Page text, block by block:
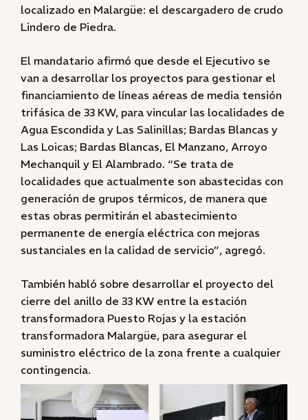
localizado en Malargüe: el descargadero de crudo
Lindero de Piedra.
El mandatario afirmó que desde el Ejecutivo se
van a desarrollar los proyectos para gestionar el
financiamiento de líneas aéreas de media tensión
trifásica de 33 KW, para vincular las localidades de
Agua Escondida y Las Salinillas; Bardas Blancas y
Las Loicas; Bardas Blancas, El Manzano, Arroyo
Mechanquil y El Alambrado. “Se trata de
localidades que actualmente son abastecidas con
generación de grupos térmicos, de manera que
estas obras permitirán el abastecimiento
permanente de energía eléctrica con mejoras
sustanciales en la calidad de servicio”, agregó.
También habló sobre desarrollar el proyecto del
cierre del anillo de 33 KW entre la estación
transformadora Puesto Rojas y la estación
transformadora Malargüe, para asegurar el
suministro eléctrico de la zona frente a cualquier
contingencia.